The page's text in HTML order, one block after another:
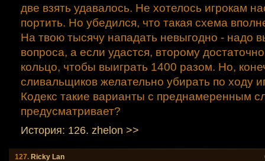
две взять удавалось. Не хотелось игрокам
портить. Но убедился, что такая схема
На твою тысячу нападать невыгодно - надо
вопроса, а если удастся, второму
кольцо, чтобы выиграть 1400 разом. Но,
сливальщиков желательно убирать по ходу
Кодекс такие варианты с преднамеренным
предусматривает?
История: 126. zhelon >>
127. Ricky Lаn